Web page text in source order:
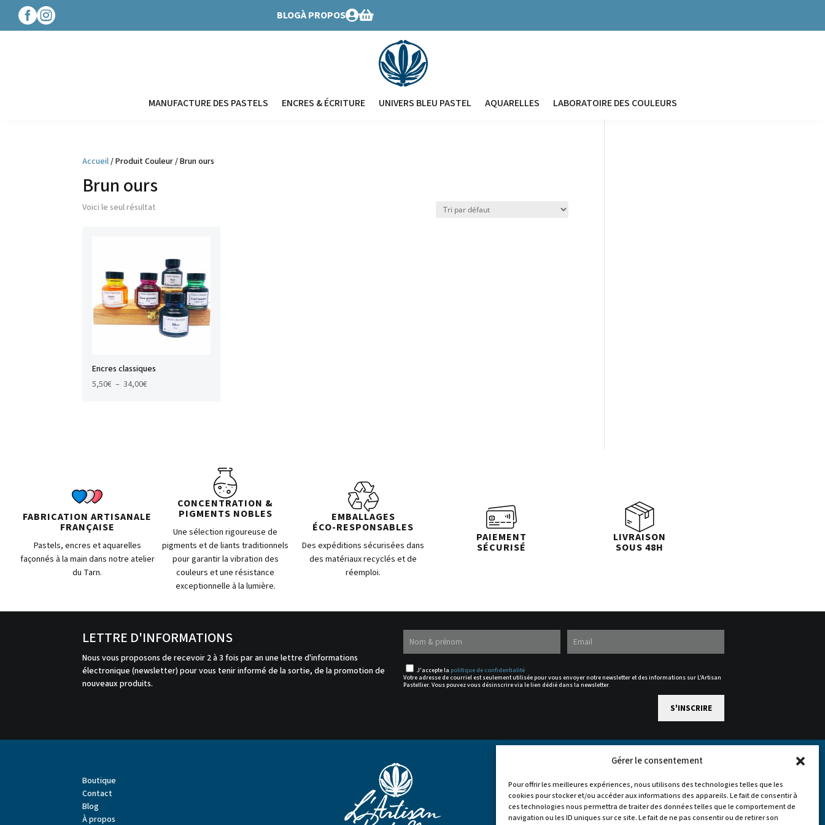
Gérer le consentement
Pour offrir les meilleures expériences, nous utilisons des technologies telles que les
cookies pour stocker et/ou accéder aux informations des appareils. Le fait de consentir à
ces technologies nous permettra de traiter des données telles que le comportement de
navigation ou les ID uniques sur ce site. Le fait de ne pas consentir ou de retirer son
 BLOGÀ PROPOS
MANUFACTURE DES PASTELS ENCRES & ÉCRITURE UNIVERS BLEU PASTEL AQUARELLES LABORATOIRE DES COULEURS
Accueil/ Produit Couleur / Brun ours
Brun ours
Voici le seul résultat
Encres classiques
5,50€ – 34,00€Plage
FABRICATION ARTISANALE
FRANÇAISE
Pastels, encres et aquarelles
façonnés à la main dans notre atelier
du Tarn.
CONCENTRATION &
PIGMENTS NOBLES
Une sélection rigoureuse de
pigments et de liants traditionnels
pour garantir la vibration des
couleurs et une résistance
exceptionnelle à la lumière.
EMBALLAGES
ÉCO-RESPONSABLES
Des expéditions sécurisées dans
des matériaux recyclés et de
réemploi.
PAIEMENT
SÉCURISÉ
LIVRAISON
SOUS 48H
LETTRE D'INFORMATIONS
Nous vous proposons de recevoir 2 à 3 fois par an une lettre d'informations
électronique (newsletter) pour vous tenir informé de la sortie, de la promotion de
nouveaux produits.
J'accepte la politique de confidentialité
Votre adresse de courriel est seulement utilisée pour vous envoyer notre newsletter et des informations sur L'Artisan
Pastellier. Vous pouvez vous désinscrire via le lien dédié dans la newsletter.
Boutique
Contact
Blog
À propos
